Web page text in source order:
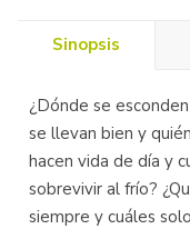
Sinopsis
¿Dónde se
se llevan bien y
hacen vida de día y
sobrevivir al frío?
siempre y cuáles